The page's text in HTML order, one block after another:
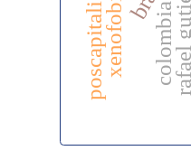
colombia
xenofobia
poscapitalismo